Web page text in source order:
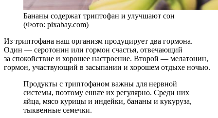
Бананы содержат триптофан и улучшают сон
(Фото: pixabay.com)
Из триптофана наш организм продуцирует два гормона.
Один — серотонин или гормон счастья, отвечающий
за спокойствие и хорошее настроение. Второй — мелатонин,
гормон, участвующий в засыпании и хорошем отдыхе ночью.
Продукты с триптофаном важны для нервной
системы, поэтому ешьте их регулярно. Среди них
яйца, мясо курицы и индейки, бананы и кукуруза,
тыквенные семечки.